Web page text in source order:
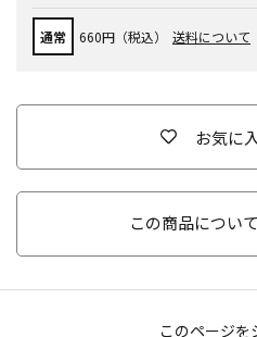
通常 660円（税込） 送料について
お気に
この商品につい
このページを